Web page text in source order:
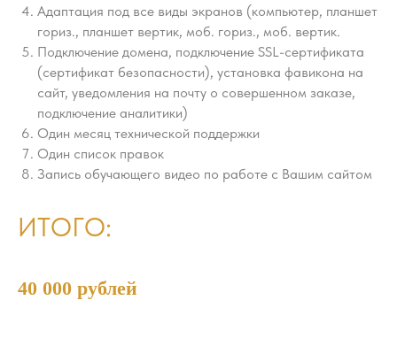
Адаптация под все виды экранов (компьютер, планшет
гориз., планшет вертик, моб. гориз., моб. вертик.
Подключение домена, подключение SSL-сертификата
(сертификат безопасности), установка фавикона на
сайт, уведомления на почту о совершенном заказе,
подключение аналитики)
Один месяц технической поддержки
Один список правок
Запись обучающего видео по работе с Вашим сайтом
ИТОГО:
40 000 рублей